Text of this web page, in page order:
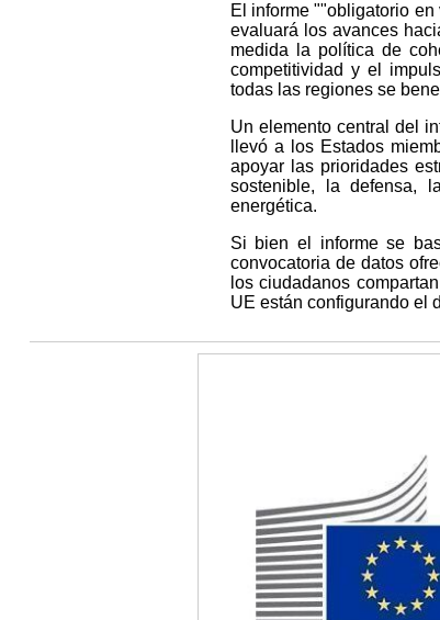
El informe ""obligatorio
evaluará los avances
medida la política de
competitividad y el
todas las regiones se
Un elemento central del
llevó a los Estados
apoyar las prioridades
sostenible, la defensa,
energética.
Si bien el informe se
convocatoria de datos
los ciudadanos
UE están configurando el